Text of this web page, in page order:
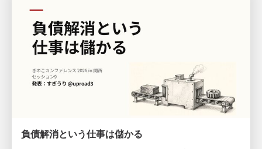
負債解消という仕事は儲かる